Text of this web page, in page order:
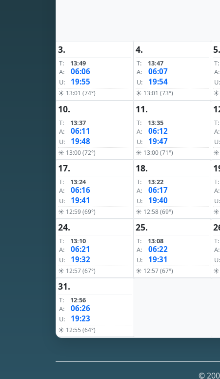
3.
T:
13:49
A:
06:06
U: 19:55
☀ 13:01 (74°)
4.
T:
13:47
A:
06:07
U: 19:54
☀ 13:01 (73°)
5.
T:
A:
U:
☀
10.
T:
13:37
A:
06:11
U: 19:48
☀ 13:00 (72°)
11.
T:
13:35
A:
06:12
U: 19:47
☀ 13:00 (71°)
T:
A:
U:
☀
17.
T:
13:24
A:
06:16
U: 19:41
☀ 12:59 (69°)
18.
T:
13:22
A:
06:17
U: 19:40
☀ 12:58 (69°)
T:
A:
U:
☀
24.
T:
13:10
A:
06:21
U: 19:32
☀ 12:57 (67°)
25.
T:
13:08
A:
06:22
U: 19:31
☀ 12:57 (67°)
T:
A:
U:
☀
31.
T:
12:56
A:
06:26
U: 19:23
☀ 12:55 (64°)
©